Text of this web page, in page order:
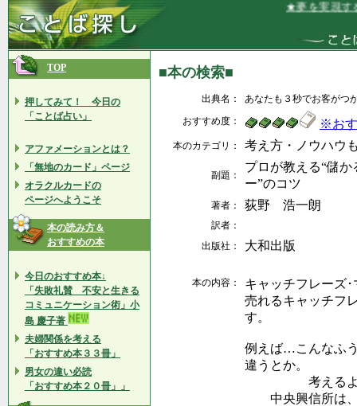
★夢を実現する
TOP
押してみて！ 今日の
「ことば占い」
アファメーションとは？
「無地のカード」ページ
オラクルカードの
ページへようこそ
本の読み方＆
おすすめの本
今日のおすすめ本↓
「失敗礼賛 不安と生きる
コミュニケーション術」小
島 慶子著
夫婦関係を考える
「おすすめ本３３冊」
男女の違い必読
「おすすめ本２０冊」」
■本の検索■
出典名：
あなたも３秒でお客がつ
おすすめ度：
※お
本のカテゴリ： 考え方・ノウハウ
副題：
プロが教える“儲か
ー”のコツ
著者： 荻野 浩一朗
訳者：
出版社：
大和出版
本の内容：
キャッチフレーズ
売れるキャッチフ
す。
例えば…こんなふ
違うとか。
考えるより
中央興信所は、